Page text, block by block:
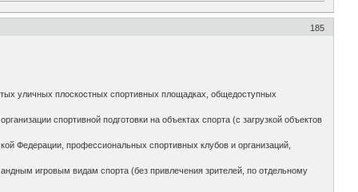
185
уличных плоскостных спортивных площадках, общедоступных
спортивной подготовки на объектах спорта (с загрузкой объектов
Федерации, профессиональных спортивных клубов и организаций,
игровым видам спорта (без привлечения зрителей, по отдельному